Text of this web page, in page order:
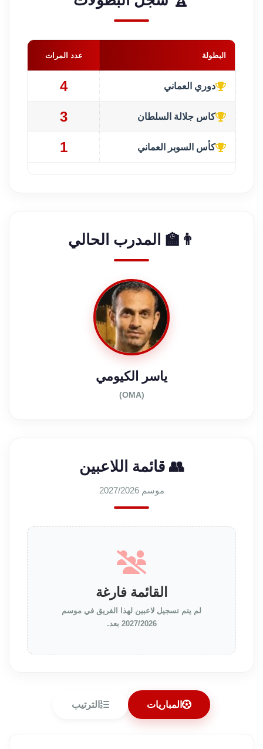
البطولة عدد المرات
دوري العماني 4
كاس جلالة السلطان 3
كأس السوبر العماني 1
👨‍🏫 المدرب الحالي
ياسر الكيومي
(OMA)
👥 قائمة اللاعبين
موسم 2027/2026
القائمة فارغة
لم يتم تسجيل لاعبين لهذا الفريق في موسم
2027/2026 بعد.
المباريات الترتيب